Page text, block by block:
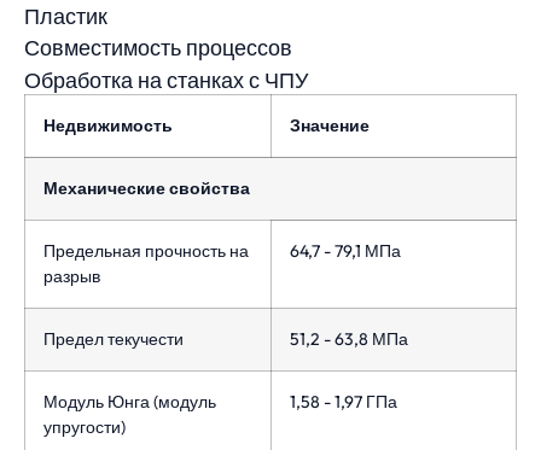
Пластик
Совместимость процессов
Обработка на станках с ЧПУ
Недвижимость Значение
Механические свойства
Предельная прочность на
разрыв
64,7 - 79,1 МПа
Предел текучести 51,2 - 63,8 МПа
Модуль Юнга (модуль
упругости)
1,58 - 1,97 ГПа